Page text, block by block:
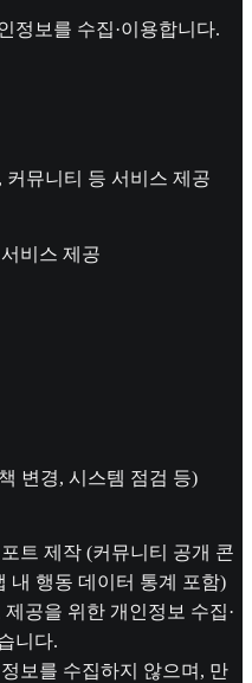
정보를 수집·이용합니다.
뮤니티 등 서비스 제공
비스 제공
변경, 시스템 점검 등)
트 제작 (커뮤니티 공개 콘
내 행동 데이터 통계 포함)
공을 위한 개인정보 수집·
니다.
보를 수집하지 않으며, 만